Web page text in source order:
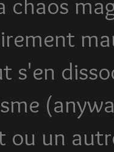
chaos
s'en
ou un